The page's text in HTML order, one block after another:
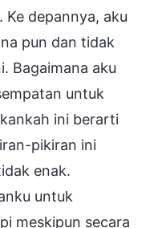
Ke depannya, aku
pun dan tidak
Bagaimana aku
untuk
ini berarti
pikiran ini
enak.
untuk
meskipun secara